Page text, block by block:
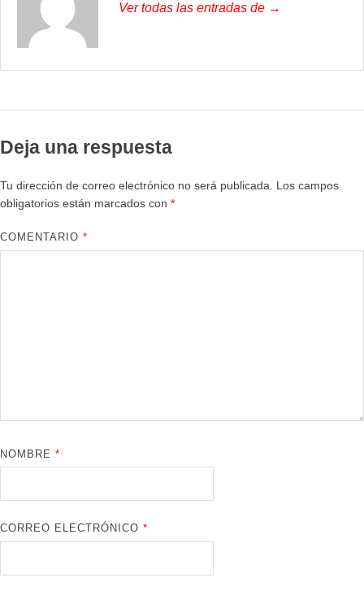
Ver todas las entradas de →
Deja una respuesta
Tu dirección de correo electrónico no será publicada.
Los campos
obligatorios están marcados con *
COMENTARIO*
NOMBRE*
CORREO ELECTRÓNICO*